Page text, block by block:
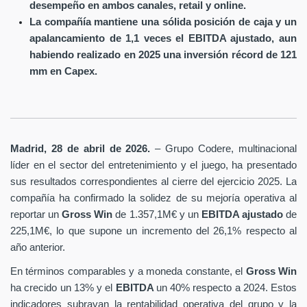
desempeño en ambos canales, retail y online.
La compañía mantiene una sólida posición de caja y un
apalancamiento de 1,1 veces el EBITDA ajustado, aun
habiendo realizado en 2025 una inversión récord de 121
mm en Capex.
Madrid, 28 de abril de 2026. – Grupo Codere, multinacional
líder en el sector del entretenimiento y el juego, ha presentado
sus resultados correspondientes al cierre del ejercicio 2025. La
compañía ha confirmado la solidez de su mejoría operativa al
reportar unGross Winde 1.357,1M€ y un EBITDA ajustadode
225,1M€, lo que supone un incremento del 26,1% respecto al
año anterior.
En términos comparables y a moneda constante, el Gross Win
ha crecido un 13% y el
EBITDA un 40% respecto a 2024. Estos
indicadores subrayan la rentabilidad operativa del grupo y la